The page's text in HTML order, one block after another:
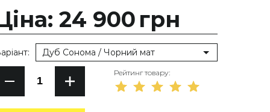
24 900 грн
Дуб Сонома / Чорний мат
Рейтинг товару: